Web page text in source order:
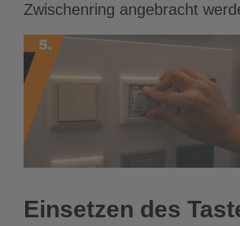
Zwischenring angebracht
Einsetzen des